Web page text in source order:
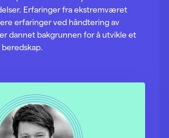
Erfaringer fra ekstremværet
erfaringer ved håndtering av
dannet bakgrunnen for å utvikle et